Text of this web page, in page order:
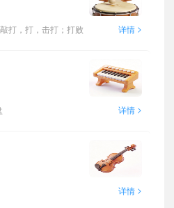
打，打，击打；打败
详情 >
详情 >
详情 >